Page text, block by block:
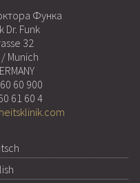
Функа
Funk
32
Munich
60 900
61 60 4